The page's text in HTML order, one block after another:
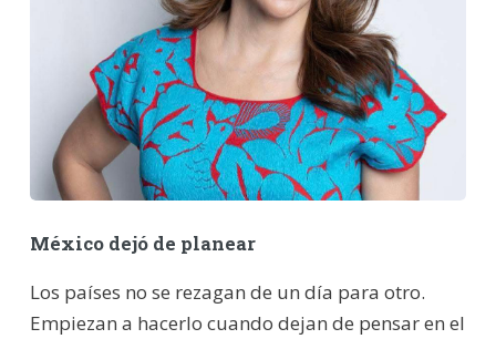
México dejó de planear
Los países no se rezagan de un día para otro.
Empiezan a hacerlo cuando dejan de pensar en el